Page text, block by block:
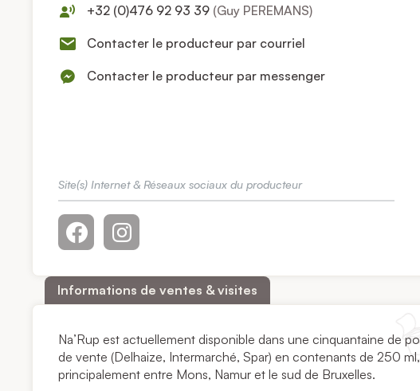
+32 (0)476 92 93 39 (Guy PEREMANS)
Contacter le producteur par courriel
Contacter le producteur par messenger
Site(s) Internet & Réseaux sociaux du producteur
Informations de ventes & visites
Na’Rup est actuellement disponible dans une cinquantaine de
de vente (Delhaize, Intermarché, Spar) en contenants de 250 ml,
principalement entre Mons, Namur et le sud de Bruxelles.